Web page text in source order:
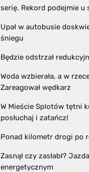
serię. Rekord podejmie u
Upał w autobusie
śniegu
Będzie odstrzał
Woda wzbierała, a w
Zareagował wędkarz
W Mieście Splotów tętni
posłuchaj i zatańcz!
Ponad kilometr drogi po
Zasnął czy zasłabł?
energetycznym